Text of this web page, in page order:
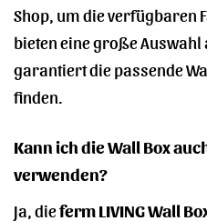
Shop, um die verfügbaren
bieten eine große Auswahl
garantiert die passende
finden.
Kann ich die Wall Box
verwenden?
Ja, dieferm LIVING Wall